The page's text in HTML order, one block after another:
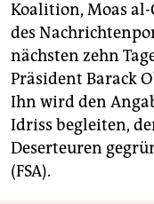
Koalition, Moas
des
nächsten zehn
Präsident Barack
Ihn wird den
Idriss begleiten,
Deserteuren
(FSA).